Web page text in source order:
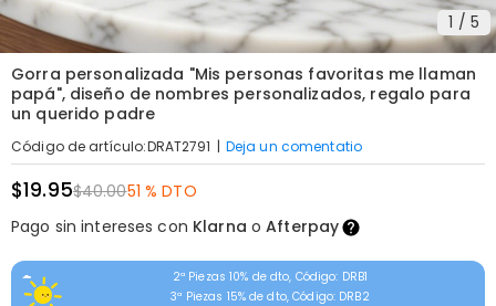
1 / 5
Gorra personalizada "Mis personas favoritas me llaman
papá", diseño de nombres personalizados, regalo para
un querido padre
Código de artículo:DRAT2791 | Deja un comentatio
$19.95$40.0051 % DTO
Pago sin intereses con Klarna oAfterpay
2ª Piezas 10% de dto, Código: DRB1
3ª Piezas 15% de dto, Código: DRB2